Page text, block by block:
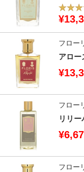
フロー
アロー
フロー
リリ
フロー